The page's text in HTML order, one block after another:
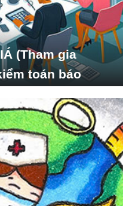
(Tham gia
toán báo
Xã